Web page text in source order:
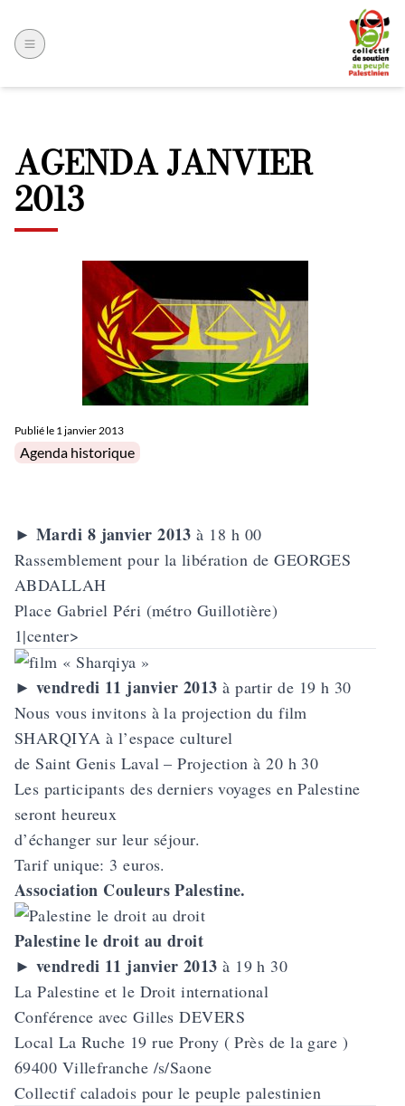
AGENDA JANVIER
2013
Publié le 1 janvier 2013
Posted in
Agenda historique
► Mardi 8 janvier 2013 à 18 h 00
Rassemblement pour la libération deGEORGES
ABDALLAH
Place Gabriel Péri (métro Guillotière)
1|center>
► vendredi 11 janvier 2013 à partir de 19 h 30
Nous vous invitons à la projection du film
SHARQIYA à l’espace culturel
de Saint Genis Laval – Projection à 20 h 30
Les participants des derniers voyages en Palestine
seront heureux
d’échanger sur leur séjour.
Tarif unique: 3 euros.
Association Couleurs Palestine.
Palestine le droit au droit
► vendredi 11 janvier 2013 à 19 h 30
La Palestine et le Droit international
Conférence avec Gilles DEVERS
Local La Ruche 19 rue Prony ( Près de la gare )
69400 Villefranche /s/Saone
Collectif caladois pour le peuple palestinien